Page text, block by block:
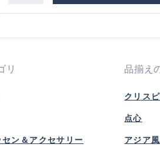
リ
ン＆アクセサリー
品揃え
クリス
点心
アジア